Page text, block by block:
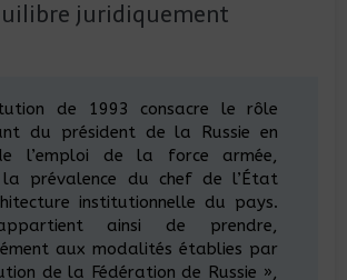
juridiquement
de 1993 consacre le rôle
du président de la Russie en
l’emploi de la force armée,
prévalence du chef de l’État
institutionnelle du pays.
ainsi de prendre,
aux modalités établies par
de la Fédération de Russie »,